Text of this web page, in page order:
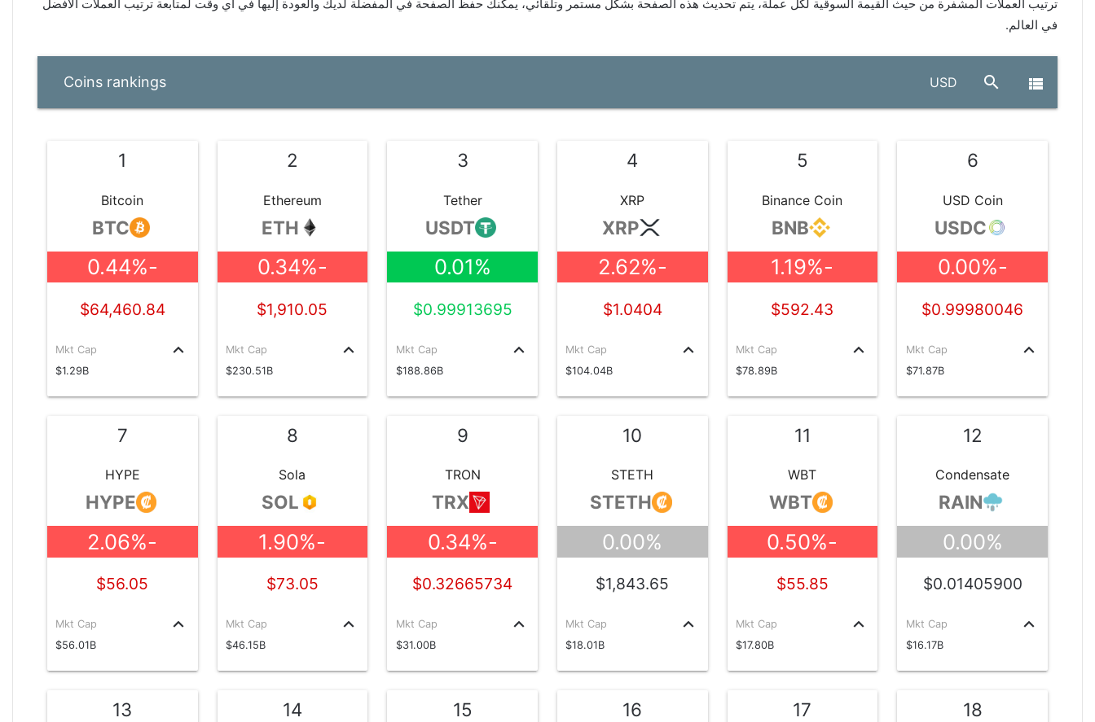
ترتيب العملات المشفرة من حيث القيمة السوقية لكل عملة، يتم تحديث هذه الصفحة بشكل مستمر وتلقائي، يمكنك حفظ الصفحة في المفضلة لديك والعودة إليها في أي وقت لمتابعة ترتيب العملات الأفضل
في العالم.
Coins rankings USD search view_list
1
Bitcoin
BTC
-0.44%
$64,460.84
Mkt Cap
$1.29B
keyboard_arrow_up
2
Ethereum
ETH
-0.34%
$1,910.05
Mkt Cap
$230.51B
keyboard_arrow_up
3
Tether
USDT
0.01%
$0.99913695
Mkt Cap
$188.86B
keyboard_arrow_up
4
XRP
XRP
-2.62%
$1.0404
Mkt Cap
$104.04B
keyboard_arrow_up
5
Binance Coin
BNB
-1.19%
$592.43
Mkt Cap
$78.89B
keyboard_arrow_up
6
USD Coin
USDC
-0.00%
$0.99980046
Mkt Cap
$71.87B
keyboard_arrow_up
7
HYPE
HYPE
-2.06%
$56.05
Mkt Cap
$56.01B
keyboard_arrow_up
8
Sola
SOL
-1.90%
$73.05
Mkt Cap
$46.15B
keyboard_arrow_up
9
TRON
TRX
-0.34%
$0.32665734
Mkt Cap
$31.00B
keyboard_arrow_up
10
STETH
STETH
0.00%
$1,843.65
Mkt Cap
$18.01B
keyboard_arrow_up
11
WBT
WBT
-0.50%
$55.85
Mkt Cap
$17.80B
keyboard_arrow_up
12
Condensate
RAIN
0.00%
$0.01405900
Mkt Cap
$16.17B
keyboard_arrow_up
13 14 15 16 17 18